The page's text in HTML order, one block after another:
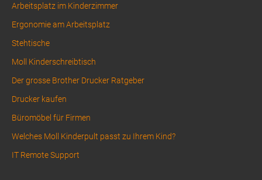
Arbeitsplatz im Kinderzimmer
Ergonomie am Arbeitsplatz
Stehtische
Moll Kinderschreibtisch
Der grosse Brother Drucker Ratgeber
Drucker kaufen
Büromöbel für Firmen
Welches Moll Kinderpult passt zu Ihrem Kind?
IT Remote Support